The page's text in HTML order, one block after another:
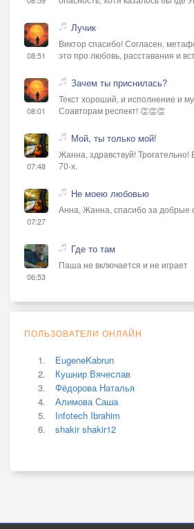
08:51
Лучик
Виктор спасибо! Согласен,
это про любовь, расставания и
08:01
Зачем ты приснилась?
Текст хороший, и исполнение и
Соавторам респект! 👏👏👏
07:48
Мой, ты только мой!
Жанна, здравствуй!
70-х.
07:27
Не моею любовью
Анна, Жанна, спасибо за добрые
06:53
Где то там
Паша не включается и не играет
ПОЛЬЗОВАТЕЛИ ОНЛАЙН
EugeneKabrun
Кушнир Вячеслав
Фёдорова Наталья
Алимова Саша
Infotech Ibrahim
shakir shakir12